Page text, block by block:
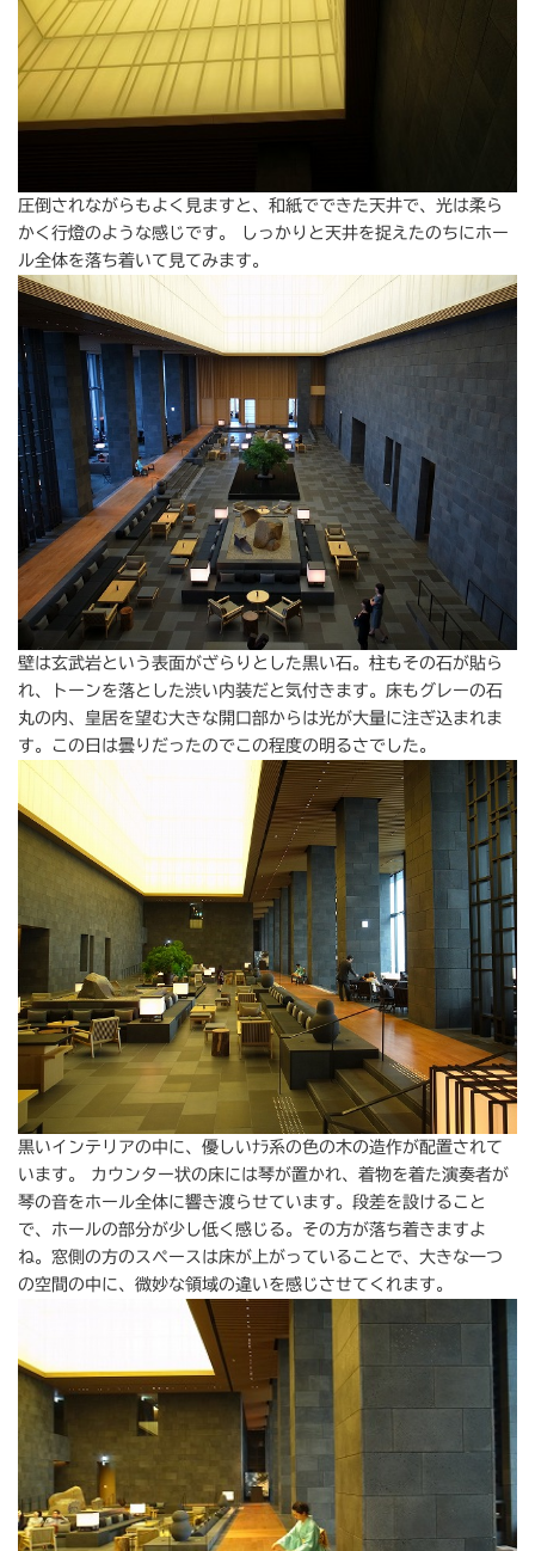
圧倒されながらもよく見ますと、和紙でできた天井で、光は柔ら
かく行燈のような感じです。 しっかりと天井を捉えたのちにホー
ル全体を落ち着いて見てみます。
壁は玄武岩という表面がざらりとした黒い石。柱もその石が貼ら
れ、トーンを落とした渋い内装だと気付きます。床もグレーの石
丸の内、皇居を望む大きな開口部からは光が大量に注ぎ込まれま
す。この日は曇りだったのでこの程度の明るさでした。
黒いインテリアの中に、優しいﾅﾗ系の色の木の造作が配置されて
います。 カウンター状の床には琴が置かれ、着物を着た演奏者が
琴の音をホール全体に響き渡らせています。段差を設けること
で、ホールの部分が少し低く感じる。その方が落ち着きますよ
ね。窓側の方のスペースは床が上がっていることで、大きな一つ
の空間の中に、微妙な領域の違いを感じさせてくれます。